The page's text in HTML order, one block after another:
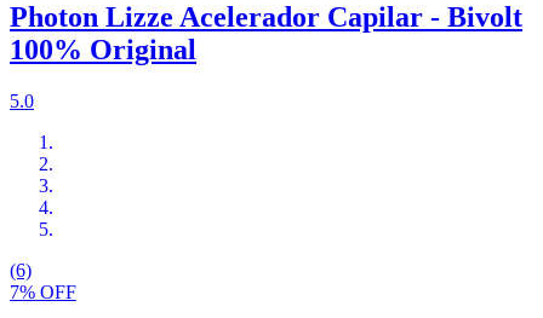
Photon Lizze Acelerador Capilar - Bivolt
100% Original
5.0
(6)
7% OFF